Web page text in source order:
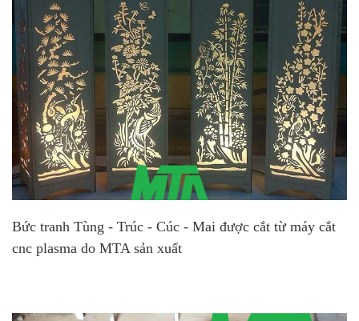
Bức tranh Tùng - Trúc - Cúc - Mai được cắt từ máy cắt
cnc plasma do MTA sản xuất